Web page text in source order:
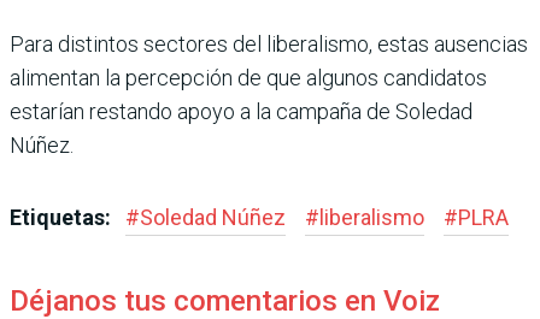
Para distintos sectores del liberalismo, estas ausencias
alimentan la percepción de que algunos candidatos
esta­rían restando apoyo a la cam­paña de Soledad
Núñez.
Etiquetas: #Soledad Núñez # liberalismo #PLRA
Déjanos tus comentarios en Voiz